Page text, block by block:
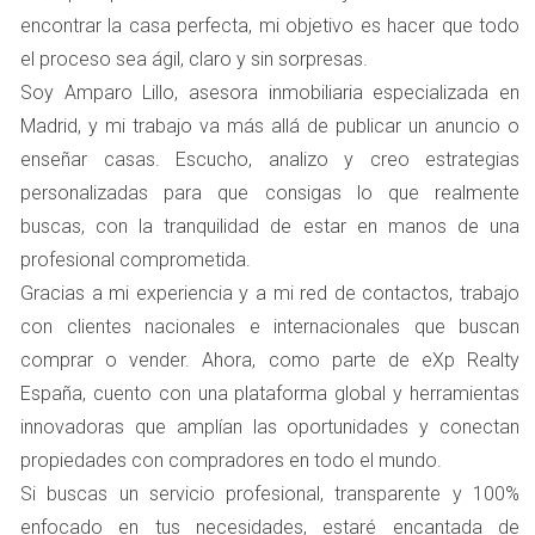
no solo mejora la estética, sino que también puede
aumentar el valor percibido de la propiedad." Fuente:
Asociación Nacional de Home Staging. Este enfoque
demostró ser efectivo; las visitas aumentaron
considerablemente y, en poco tiempo, la casa recibió
varias ofertas.
Caso Práctico 2: Uso de Redes Sociales
La segunda estrategia clave fue el uso intensivo de las
redes sociales. En lugar de depender únicamente de
anuncios tradicionales, se creó una campaña digital
atractiva que incluía fotos profesionales y videos
virtuales de la propiedad. Las plataformas como
Instagram y Facebook se convirtieron en aliados
esenciales para alcanzar un público más amplio. "Las
redes sociales permiten conectar con potenciales
encontrar la casa perfecta, mi objetivo es hacer que todo
el proceso sea ágil, claro y sin sorpresas.
Soy Amparo Lillo, asesora inmobiliaria especializada en
Madrid, y mi trabajo va más allá de publicar un anuncio o
enseñar casas. Escucho, analizo y creo estrategias
personalizadas para que consigas lo que realmente
buscas, con la tranquilidad de estar en manos de una
profesional comprometida.
Gracias a mi experiencia y a mi red de contactos, trabajo
con clientes nacionales e internacionales que buscan
comprar o vender. Ahora, como parte de eXp Realty
España, cuento con una plataforma global y herramientas
innovadoras que amplían las oportunidades y conectan
propiedades con compradores en todo el mundo.
Si buscas un servicio profesional, transparente y 100%
enfocado en tus necesidades, estaré encantada de